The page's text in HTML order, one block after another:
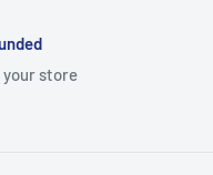
store